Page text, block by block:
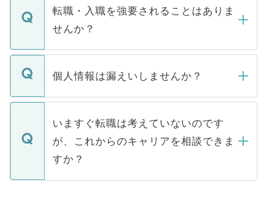
いただきますので、しばらくお待ちくださ
い。
うち約3割は、Webサイトからご覧いただ
けない「非公開求人」です。非公開求人は
下記の理由によって、一般には公開してい
ません。
■応募殺到を避けるため 人気のある医療機
関を公にしてしまうと、応募が殺到する場
に、医療機関が求める条件に合った人材の
みを人材紹介会社に依頼するケースが増え
ています。
転職・入職を強要されることはありま
せんか？
転職・入職を強要することは一切ありませ
ん。また、仮に応募先から内定をいただい
定を承諾する必要はありません。内定先へ
の辞退の連絡はキャリアパートナーが行い
ますので、ご安心ください。
個人情報は漏えいしませんか？
個人情報が漏えいすることはありませんの
で、ご安心ください。当サイトからの登録
などで収集したご登録者様の個人情報は、
ご本人のキャリアアップおよび転職活動の
支援を目的に使用いたします。お預かりし
ているすべての個人データはご本人の許可
いますぐ転職は考えていないのです
が、これからのキャリアを相談できま
すか？